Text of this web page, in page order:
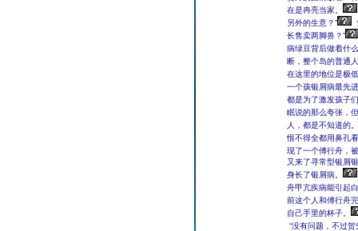
在是冉亮当家。
另外的生意？”
长售卖两脚兽？”
病绿豆背后做着什
断，整个岛的普通
在这里的地位是极
一个孩银屑病最先
都是为了激发孩子
眠说的那么夸张，
人，都是不知道的。
恨不得全都用鼻孔
现了一个傅行舟，
又来了寻常型银屑
身长了银屑病。
舟甲亢疾病能引起
前这个人和傅行舟
自己手里的杯子。
“没有问题，不过